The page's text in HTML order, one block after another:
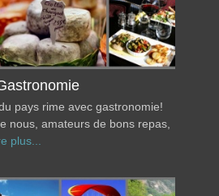
pays rime avec gastronomie!
nous, amateurs de bons repas,
plus...